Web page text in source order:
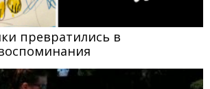
превратились в